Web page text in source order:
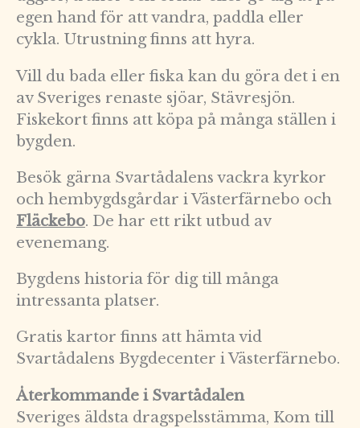
egen hand för att vandra, paddla eller
cykla. Utrustning finns att hyra.
Vill du bada eller fiska kan du göra det i en
av Sveriges renaste sjöar, Stävresjön.
Fiskekort finns att köpa på många ställen i
bygden.
Besök gärna Svartådalens vackra kyrkor
och hembygdsgårdar i Västerfärnebo och
Fläckebo. De har ett rikt utbud av
evenemang.
Bygdens historia för dig till många
intressanta platser.
Gratis kartor finns att hämta vid
Svartådalens Bygdecenter i Västerfärnebo.
Återkommande i Svartådalen
Sveriges äldsta dragspelsstämma, Kom till